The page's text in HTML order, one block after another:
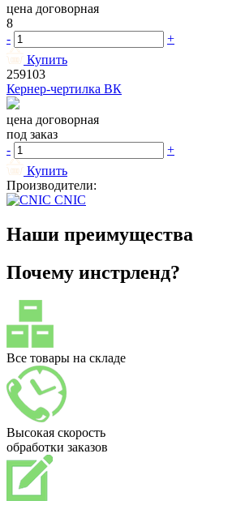
цена договорная
8
-
+
Купить
259103
Кернер-чертилка ВК
цена договорная
под заказ
-
+
Купить
Производители:
CNIC
Наши преимущества
Почему инстрленд?
Все товары на складе
Высокая скорость
обработки заказов